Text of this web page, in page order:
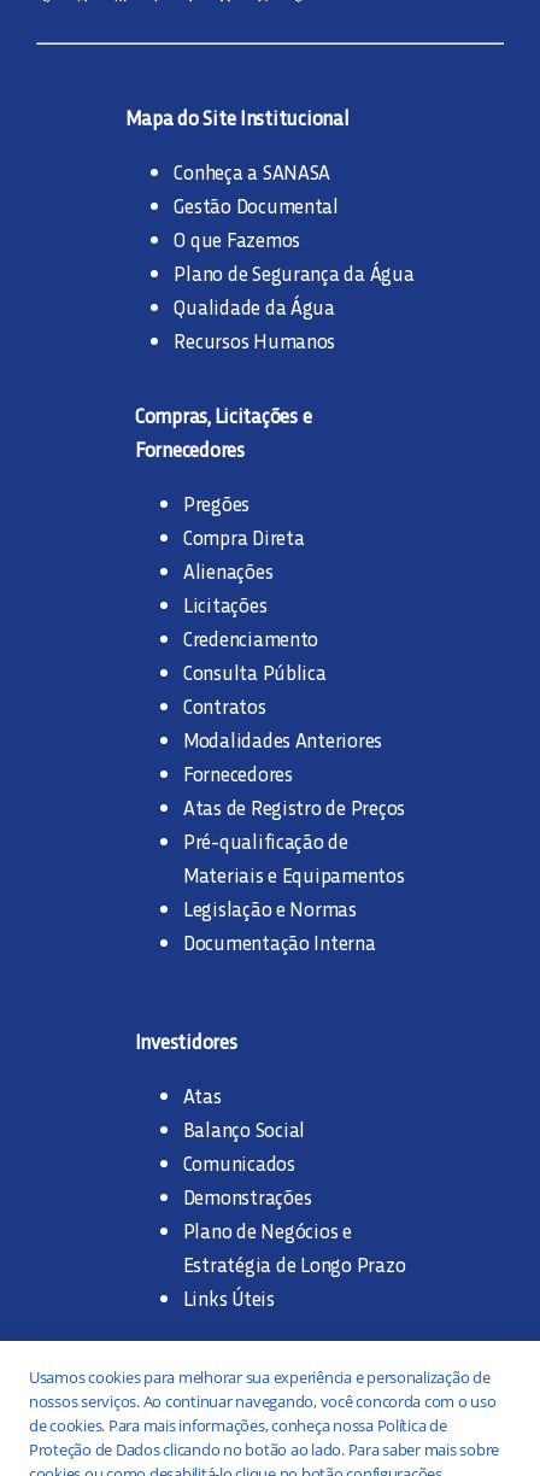
Mapa do Site Institucional
Conheça a SANASA
Gestão Documental
O que Fazemos
Plano de Segurança da Água
Qualidade da Água
Recursos Humanos
Compras, Licitações e
Fornecedores
Pregões
Compra Direta
Alienações
Licitações
Credenciamento
Consulta Pública
Contratos
Modalidades Anteriores
Fornecedores
Atas de Registro de Preços
Pré-qualificação de
Materiais e Equipamentos
Legislação e Normas
Documentação Interna
Investidores
Atas
Balanço Social
Comunicados
Demonstrações
Plano de Negócios e
Estratégia de Longo Prazo
Links Úteis
Trabalhe na SANASA
Concurso Público
Estágio
Usamos cookies para melhorar sua experiência e personalização de
nossos serviços. Ao continuar navegando, você concorda com o uso
de cookies. Para mais informações, conheça nossa Política de
Proteção de Dados clicando no botão ao lado. Para saber mais sobre